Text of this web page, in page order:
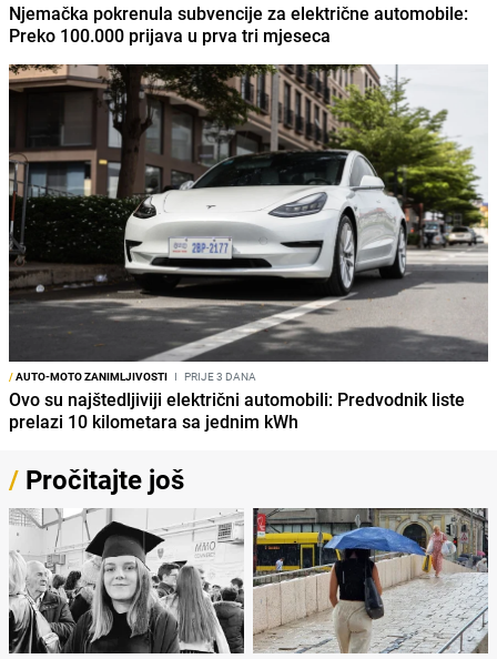
Njemačka pokrenula subvencije za električne automobile:
Preko 100.000 prijava u prva tri mjeseca
/AUTO-MOTO ZANIMLJIVOSTI I PRIJE 3 DANA
Ovo su najštedljiviji električni automobili: Predvodnik liste
prelazi 10 kilometara sa jednim kWh
/ Pročitajte još